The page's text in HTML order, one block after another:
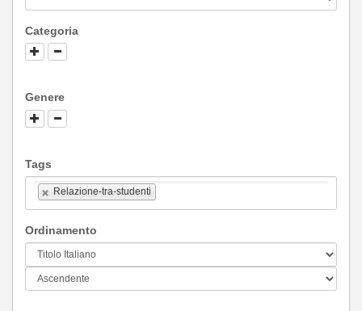
Categoria
Genere
Tags
Relazione-tra-studenti
Ordinamento